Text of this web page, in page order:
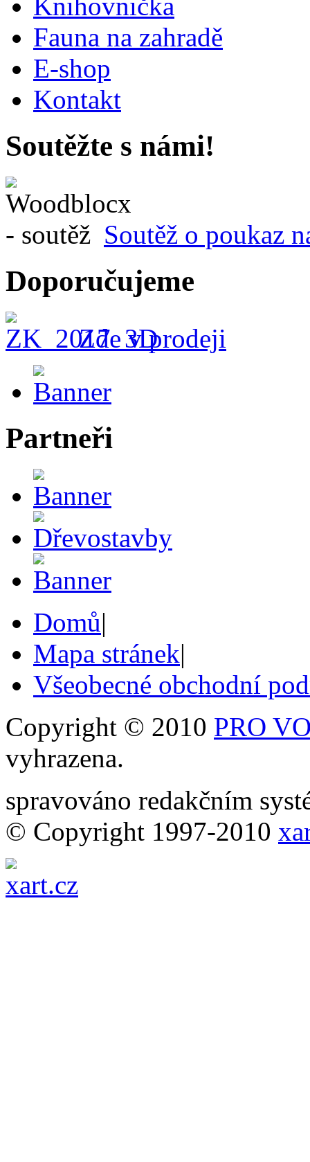
Knihovnička
Fauna na zahradě
E-shop
Kontakt
Soutěžte s námi!
Soutěž o poukaz
Doporučujeme
Zde v prodeji
Partneři
Domů|
Mapa stránek|
Všeobecné obchodní
Copyright © 2010 PRO
vyhrazena.
spravováno redakčním
© Copyright 1997-2010